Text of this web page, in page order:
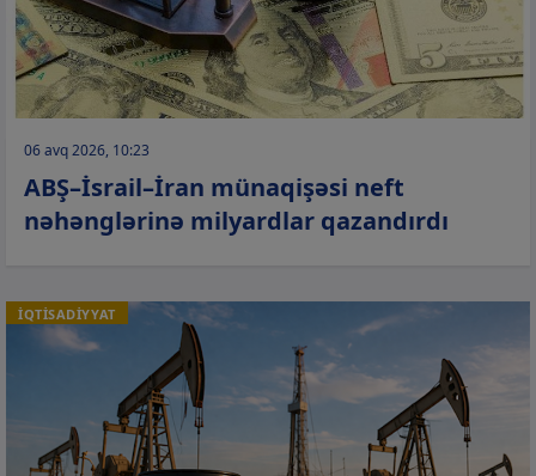
06 avq 2026, 10:23
ABŞ–İsrail–İran münaqişəsi neft
nəhənglərinə milyardlar qazandırdı
İQTİSADİYYAT